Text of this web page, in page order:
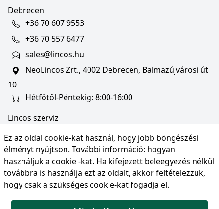
Ez az oldal cookie-kat használ, hogy jobb böngészési
élményt nyújtson. További információ: hogyan
használjuk a cookie -kat. Ha kifejezett beleegyezés nélkül
továbbra is használja ezt az oldalt, akkor feltételezzük,
hogy csak a szükséges cookie-kat fogadja el.
Debrecen
+36 70 607 9553
+36 70 557 6477
sales@lincos.hu
NeoLincos Zrt., 4002 Debrecen, Balmazújvárosi út
10
Hétfőtől-Péntekig: 8:00-16:00
Lincos szerviz
NeoLincos Zrt., 4002 Debrecen, Balmazújvárosi út
10
Nyitvatartás: hétfő-péntek 8:00-16:00